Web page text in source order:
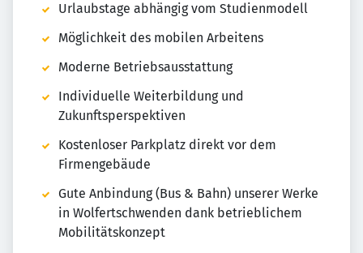
Urlaubstage abhängig vom Studienmodell
Möglichkeit des mobilen Arbeitens
Moderne Betriebsausstattung
Individuelle Weiterbildung und
Zukunftsperspektiven
Kostenloser Parkplatz direkt vor dem
Firmengebäude
Gute Anbindung (Bus & Bahn) unserer Werke
in Wolfertschwenden dank betrieblichem
Mobilitätskonzept